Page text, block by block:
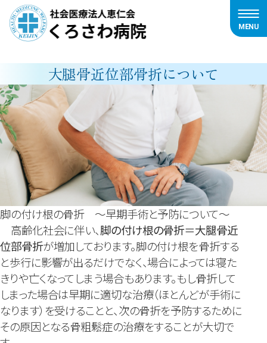
を
ス
キ
ッ
プ
MENU
大腿骨近位部骨折について
脚の付け根の骨折 ～早期手術と予防について～
高齢化社会に伴い、脚の付け根の骨折＝大腿骨近
位部骨折が増加しております。脚の付け根を骨折する
と歩行に影響が出るだけでなく、場合によっては寝た
きりや亡くなってしまう場合もあります。もし骨折して
しまった場合は早期に適切な治療（ほとんどが手術に
なります）を受けることと、次の骨折を予防するために
その原因となる骨粗鬆症の治療をすることが大切で